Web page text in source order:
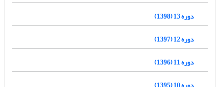
دوره 13 (1398)
دوره 12 (1397)
دوره 11 (1396)